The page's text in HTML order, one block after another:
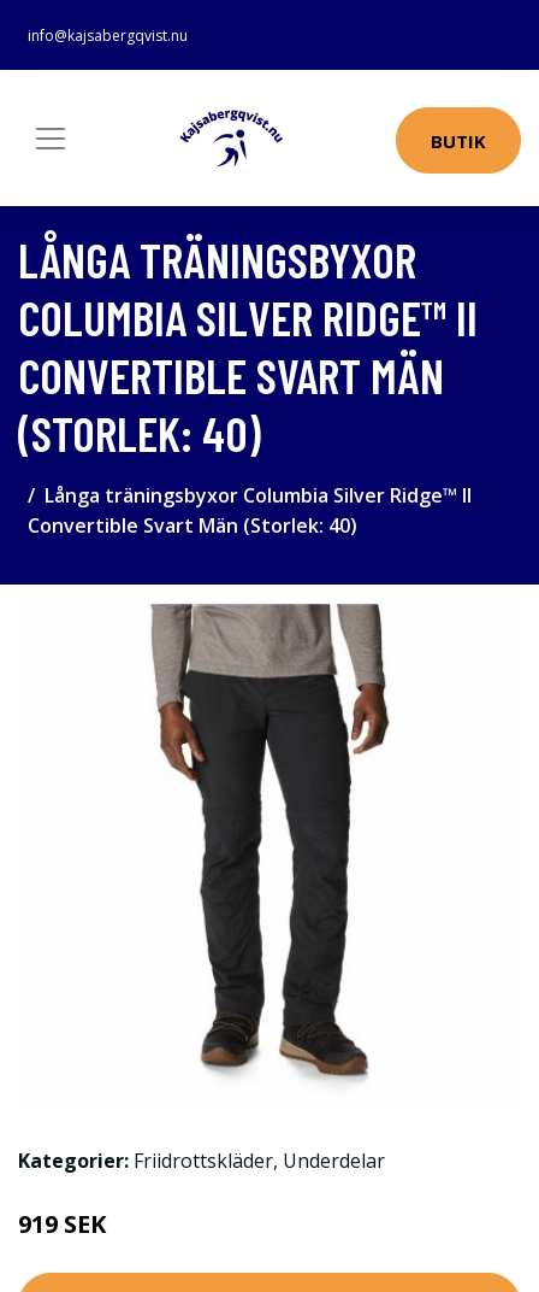
info@kajsabergqvist.nu
BUTIK
LÅNGA TRÄNINGSBYXOR
COLUMBIA SILVER RIDGE™ II
CONVERTIBLE SVART MÄN
(STORLEK: 40)
Långa träningsbyxor Columbia Silver Ridge™ II
Convertible Svart Män (Storlek: 40)
Kategorier: Friidrottskläder, Underdelar
919 SEK